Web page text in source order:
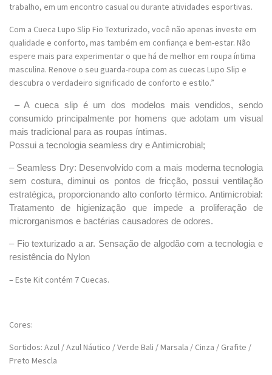
trabalho, em um encontro casual ou durante atividades esportivas.
Com a Cueca Lupo Slip Fio Texturizado, você não apenas investe em
qualidade e conforto, mas também em confiança e bem-estar. Não
espere mais para experimentar o que há de melhor em roupa íntima
masculina. Renove o seu guarda-roupa com as cuecas Lupo Slip e
descubra o verdadeiro significado de conforto e estilo.”
– A cueca slip é um dos modelos mais vendidos, sendo
consumido principalmente por homens que adotam um visual
mais tradicional para as roupas íntimas.
Possui a tecnologia seamless dry e Antimicrobial;
– Seamless Dry: Desenvolvido com a mais moderna tecnologia
sem costura, diminui os pontos de fricção, possui ventilação
estratégica, proporcionando alto conforto térmico. Antimicrobial:
Tratamento de higienização que impede a proliferação de
microrganismos e bactérias causadores de odores.
– Fio texturizado a ar. Sensação de algodão com a tecnologia e
resistência do Nylon
– Este Kit contém 7 Cuecas.
Cores:
Sortidos: Azul / Azul Náutico / Verde Bali / Marsala / Cinza / Grafite /
Preto Mescla